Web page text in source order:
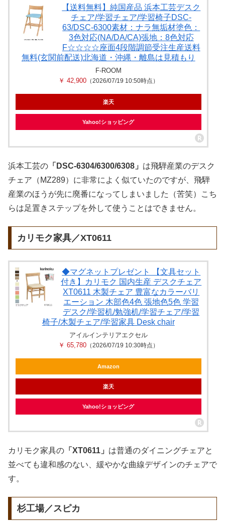
【送料無料】純国産品 浜本工芸デスク
チェア/学習チェア/学習椅子DSC-
63/DSC-6300素材：ナラ無垢材塗色：
3色対応(NA/DA/CA)張地：8色対応
F☆☆☆☆座面4段階調節受注生産送料
無料(玄関前配送)北海道・沖縄・離島は見積もり
F-ROOM
￥ 42,900（2026/07/19 10:50時点）
楽天
Yahoo!ショッピング
浜本工芸の 「DSC-6304/6300/6308」 は飛騨産業のデスク
チェア（MZ289）に非常によく似ていたのですが、飛騨
産業のほうが先に廃番になってしまいました（苦笑）こち
らは足置きステップを外して使うことはできません。
カリモク家具／XT0611
◆マグネットプレゼント 【文具セット
付き】カリモク 国内生産 デスクチェア
XT0611 木製チェア 豊富なカラーバリ
エーション 木部色4色 張地色5色 学習
デスク/学習机/勉強机/学習チェア/学習
椅子/木製チェア/学習家具 Desk chair
アイルインテリアエクセル
￥ 65,780（2026/07/19 10:30時点）
Amazon
楽天
Yahoo!ショッピング
カリモク家具の 「XT0611」 は普通のダイニングチェアと
並べても違和感のない、緩やかな曲線デザインのチェアで
す。
杉工場／スピカ